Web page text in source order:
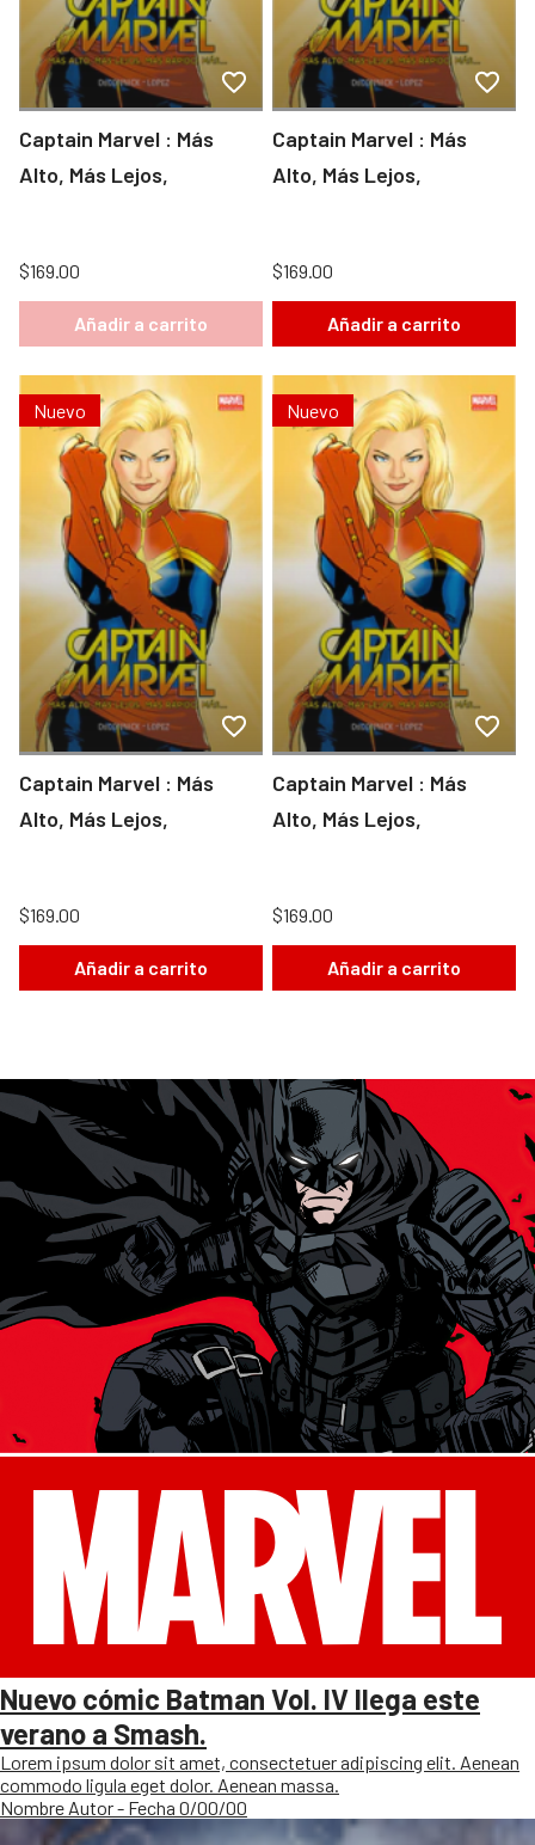
Captain Marvel : Más
Alto, Más Lejos,
$169.00
Añadir a carrito
Captain Marvel : Más
Alto, Más Lejos,
$169.00
Añadir a carrito
Nuevo
Captain Marvel : Más
Alto, Más Lejos,
$169.00
Añadir a carrito
Nuevo
Captain Marvel : Más
Alto, Más Lejos,
$169.00
Añadir a carrito
Nuevo cómic Batman Vol. IV llega este
verano a Smash.
Lorem ipsum dolor sit amet, consectetuer adipiscing elit. Aenean
commodo ligula eget dolor. Aenean massa.
Nombre Autor - Fecha 0/00/00